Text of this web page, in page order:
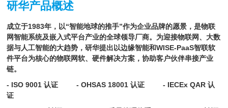
研华产品概述
成立于1983年，以“智能地球的推手”作为企业品牌的愿景，是物联
网智能系统及嵌入式平台产业的全球领导厂商。为迎接物联网、大数
据与人工智能的大趋势，研华提出以边缘智能和WISE-PaaS智联软
件平台为核心的物联网软、硬件解决方案，协助客户伙伴串接产业
链。
- ISO 9001 认证 - OHSAS 18001 认证- IECEx QAR 认
证